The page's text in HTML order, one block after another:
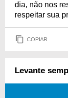
dia, não nos
respeitar sua
COPIAR
Levante